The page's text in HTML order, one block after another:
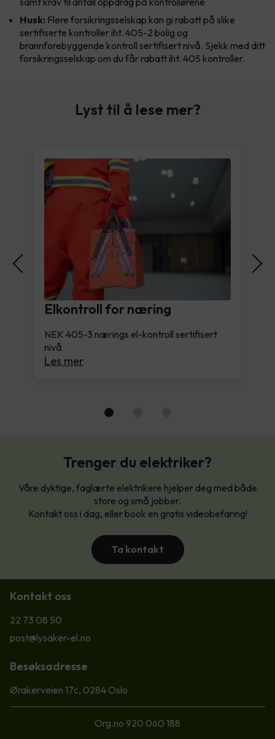
Husk: Flere forsikringsselskap kan gi rabatt på slike
sertifiserte kontroller iht. 405-2 bolig og
brannforebyggende kontroll sertifisert nivå. Sjekk med ditt
forsikringsselskap om du får rabatt iht. 405 kontroller.
Lyst til å lese mer?
Elkontroll for næring
NEK 405-3 nærings el-kontroll sertifisert
nivå
Les mer
Trenger du elektriker?
Våre dyktige, faglærte elektrikere hjelper deg med både
store og små jobber.
Kontakt oss i dag, eller book en gratis videobefaring!
Ta kontakt
Kontakt oss
22 73 08 50
post@lysaker-el.no
Besøksadresse
Ørakerveien 17c, 0284 Oslo
Org.no 920 060 188